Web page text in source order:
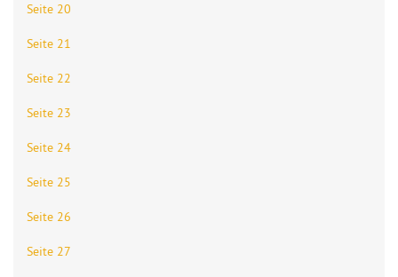
Seite 20
Seite 21
Seite 22
Seite 23
Seite 24
Seite 25
Seite 26
Seite 27